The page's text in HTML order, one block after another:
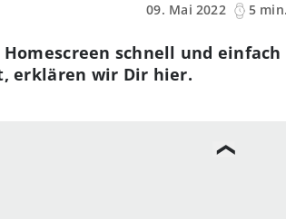
09. Mai 2022
5 min.
schnell und einfach
erklären wir Dir hier.